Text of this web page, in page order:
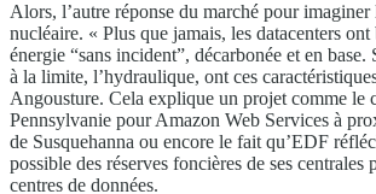
Alors, l’autre réponse du marché pour imaginer
nucléaire. « Plus que jamais, les datacenters ont
énergie “sans incident”, décarbonée et en base.
à la limite, l’hydraulique, ont ces
Angousture. Cela explique un projet comme le
Pennsylvanie pour Amazon Web Services à
de Susquehanna ou encore le fait qu’EDF
possible des réserves foncières de ses centrales
centres de données.